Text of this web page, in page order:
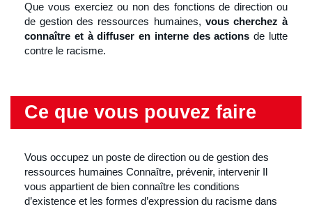
Que vous exerciez ou non des fonctions de direction ou
de gestion des ressources humaines, vous cherchez à
connaître et à diffuser en interne des actions de lutte
contre le racisme.
Ce que vous pouvez faire
Vous occupez un poste de direction ou de gestion des
ressources humaines Connaître, prévenir, intervenir Il
vous appartient de bien connaître les conditions
d’existence et les formes d’expression du racisme dans